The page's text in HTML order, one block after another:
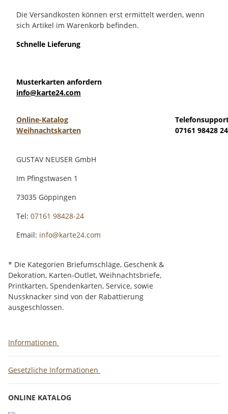
Die Versandkosten können erst ermittelt werden, wenn
sich Artikel im Warenkorb befinden.
Schnelle Lieferung
Musterkarten anfordern
info@karte24.com
Online-Katalog
Weihnachtskarten
07161 98428 24
GUSTAV NEUSER GmbH
Im Pfingstwasen 1
73035 Göppingen
Tel: 07161 98428-24
Email: info@karte24.com
* Die Kategorien Briefumschläge, Geschenk &
Dekoration, Karten-Outlet, Weihnachtsbriefe,
Printkarten, Spendenkarten, Service, sowie
Nussknacker sind von der Rabattierung
ausgeschlossen.
Informationen
Gesetzliche Informationen
ONLINE KATALOG